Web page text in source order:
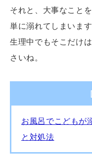
それと、大事なこと
単に溺れてしまいます
生理中でもそこだけ
さいね。
お風呂でこどもが
と対処法